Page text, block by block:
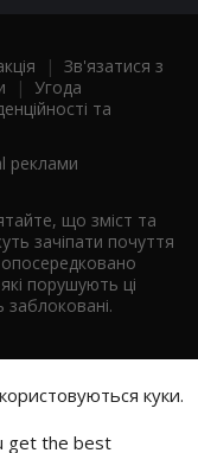
| Зв'язатися з
| Угода
та
реклами
що зміст та
зачіпати почуття
порушують ці
куки.
get the best